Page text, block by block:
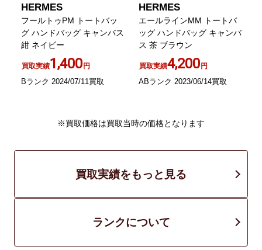
HERMES
フールトゥPM トートバッ
グ ハンドバッグ キャンバス
紺 ネイビー
買取実績1,400円
Bランク 2024/07/11買取
HERMES
エールラインMM トートバ
ッグ ハンドバッグ キャンバ
ス 茶 ブラウン
買取実績4,200円
ABランク 2023/06/14買取
※買取価格は買取当時の価格となります
買取実績をもっと見る
ランクについて